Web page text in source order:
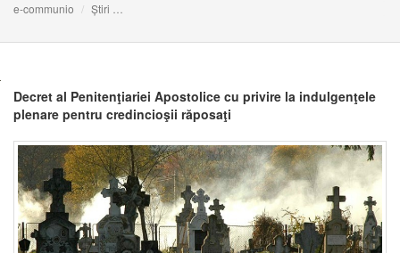
e-communio Știri
Decret al Penitenţiariei Apostolice cu privire la indulgenţele
plenare pentru credincioşii răposaţi